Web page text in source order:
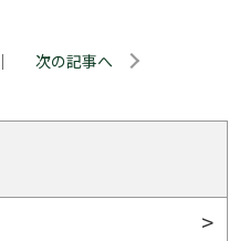
｜ 次の記事へ